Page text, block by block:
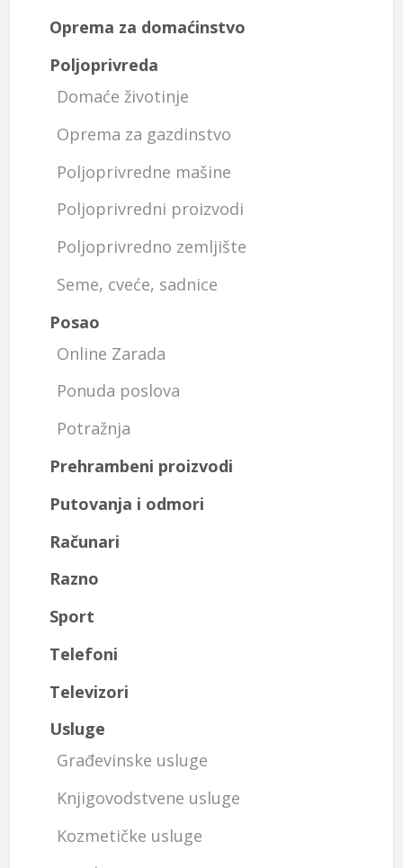
Oprema za domaćinstvo
Poljoprivreda
Domaće životinje
Oprema za gazdinstvo
Poljoprivredne mašine
Poljoprivredni proizvodi
Poljoprivredno zemljište
Seme, cveće, sadnice
Posao
Online Zarada
Ponuda poslova
Potražnja
Prehrambeni proizvodi
Putovanja i odmori
Računari
Razno
Sport
Telefoni
Televizori
Usluge
Građevinske usluge
Knjigovodstvene usluge
Kozmetičke usluge